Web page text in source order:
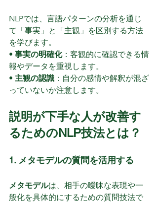
NLPでは、言語パターンの分析を通じ
て「事実」と「主観」を区別する方法
を学びます。
• 事実の明確化：客観的に確認できる情
報やデータを重視します。
• 主観の認識 ：自分の感情や解釈が混ざ
っていないか注意します。
説明が下手な人が改善す
るためのNLP技法とは？
1. メタモデルの質問を活用する
メタモデルは、相手の曖昧な表現や一
般化を具体的にするための質問技法で